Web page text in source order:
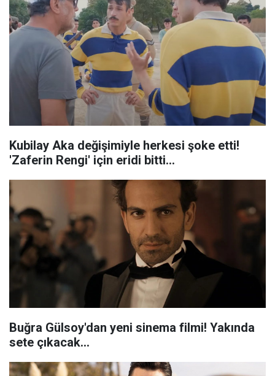
Kubilay Aka değişimiyle herkesi şoke etti!
'Zaferin Rengi' için eridi bitti...
Buğra Gülsoy'dan yeni sinema filmi! Yakında
sete çıkacak...